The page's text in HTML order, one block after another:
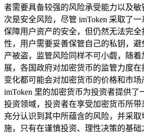
者需要具备较强的风险承受能力以及
次是安全风险，尽管 imToken 采取了
保障用户资产的安全，但仍然无法完
性，用户需要妥善保管自己的私钥，
产被盗，监管风险同样不可小觑，随
展，各国政府对加密货币的监管力度
变化都可能会对加密货币的价格和市场
imToken 里的加密货币为投资者提供了
投资领域，投资者在享受加密货币所
充分认识到其中所蕴含的风险，并采
施，只有在谨慎投资、理性决策的基